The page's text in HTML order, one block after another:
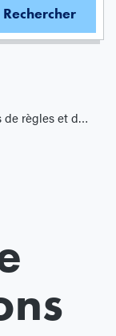
et de modifications